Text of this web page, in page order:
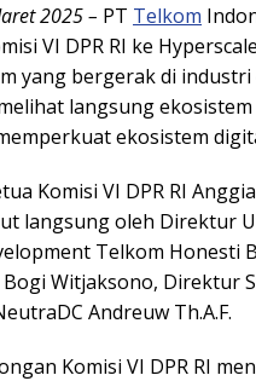
2025 – PT Telkom
VI DPR RI ke
yang bergerak di industri
langsung
ekosistem
Komisi VI DPR RI
langsung oleh Direktur
Telkom Honesti
Witjaksono, Direktur
Andreuw Th.A.F.
Komisi VI DPR RI